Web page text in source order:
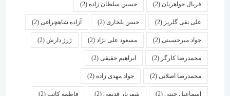
فریال جواهریان(2) حسین سلطان زاده(2)
علی نقی گلریز(2) حسن بلخاری(2) آزاده شاهچراغی(2)
جواد میرحسینی(2) مسعود علی نژاد(2) ژرژ دارش (2)
محمدرضا کارگر(2) ابراهیم حقیقی(2)
محمدرضا اصلانی(2) جواد مهدی زاده(2)
اسماعیل جنتی(2) شهریار قدیمی(2) فاطمه کاتب(2)